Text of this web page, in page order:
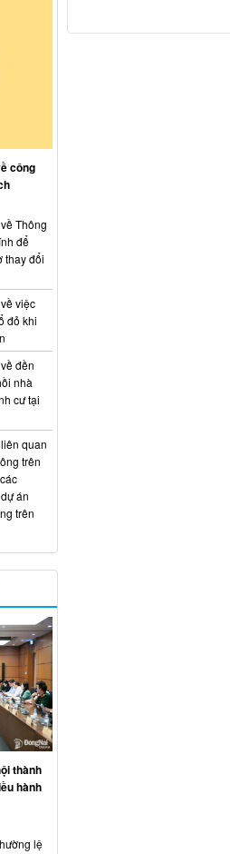
công
Thông
để
thay đổi
việc
đỏ khi
đền
nhà
cư tại
quan
trên
án
trên
thành
hành
lệ